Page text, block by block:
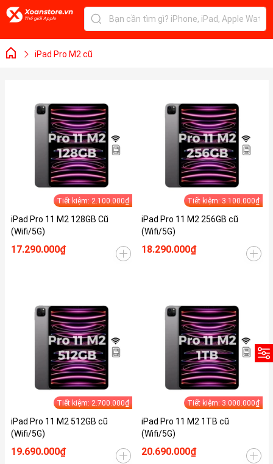
iPad Pro M2 cũ
Tiết kiệm: 2.100.000₫
iPad Pro 11 M2 128GB Cũ
(Wifi/5G)
17.290.000₫
Tiết kiệm: 3.100.000₫
iPad Pro 11 M2 256GB cũ
(Wifi/5G)
18.290.000₫
Tiết kiệm: 2.700.000₫
iPad Pro 11 M2 512GB cũ
(Wifi/5G)
19.690.000₫
Tiết kiệm: 3.000.000₫
iPad Pro 11 M2 1TB cũ
(Wifi/5G)
20.690.000₫